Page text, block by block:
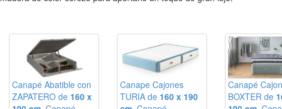
Canapé Abatible con
ZAPATERO de 160 x
Canape Cajones
TURIA de 160 x 190
Canapé
BOXTER de